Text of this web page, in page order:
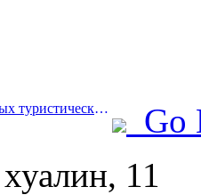
Prev:Число международных туристических прибытий в мире в первой половине года увеличилось на 5% в годовом исчислении
Go
11